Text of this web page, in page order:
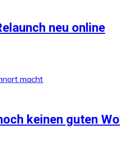
neu online
keinen guten